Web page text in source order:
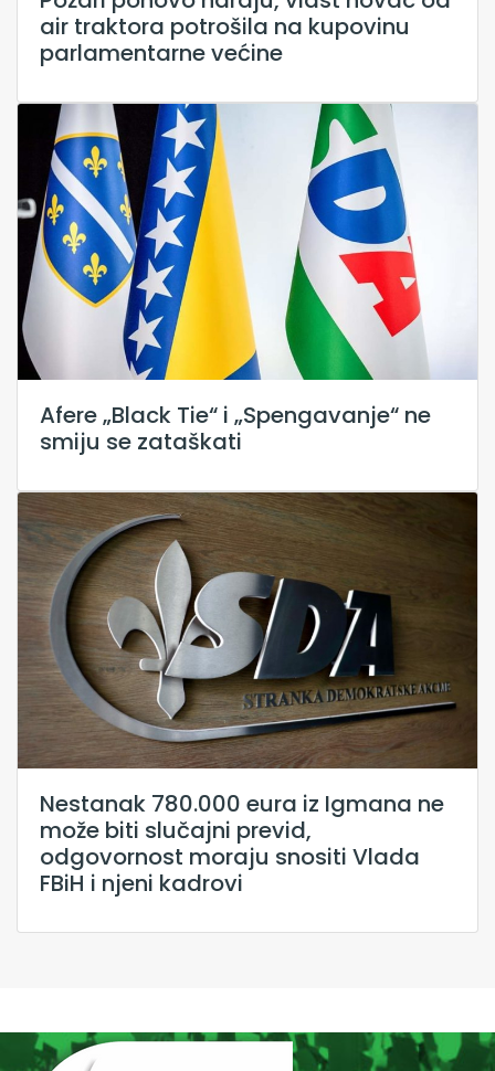
air traktora potrošila na kupovinu
parlamentarne većine
Afere „Black Tie“ i „Spengavanje“ ne
smiju se zataškati
Nestanak 780.000 eura iz Igmana ne
može biti slučajni previd,
odgovornost moraju snositi Vlada
FBiH i njeni kadrovi